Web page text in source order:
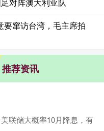
窜访台湾，毛主席拍
推荐资讯
联储大概率10月降息，有